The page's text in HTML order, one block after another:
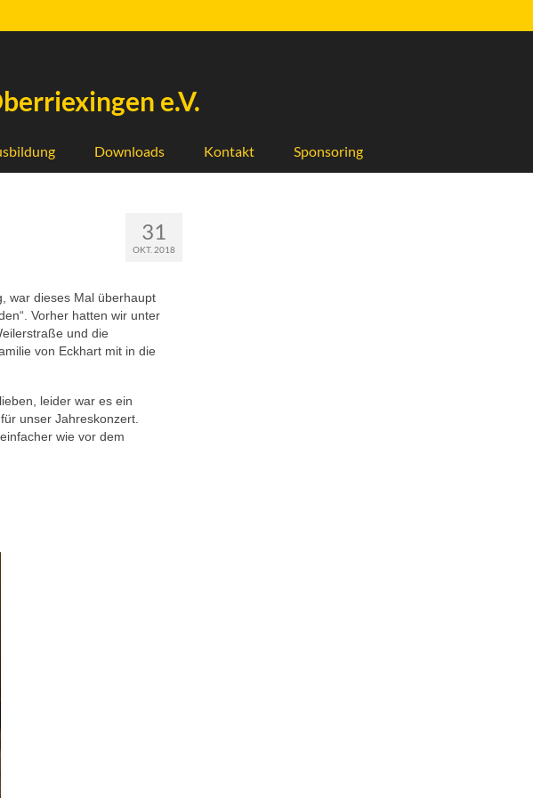
e.V.
Downloads Kontakt Sponsoring
31
OKT. 2018
war dieses Mal überhaupt
Vorher hatten wir unter
und die
von Eckhart mit in die
leider war es ein
unser Jahreskonzert.
wie vor dem